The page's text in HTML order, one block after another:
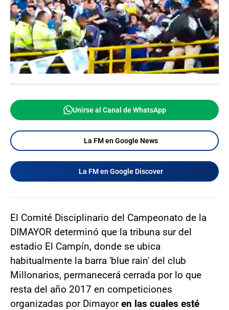
Unirse al Canal de WhatsApp
La FM en Google News
La FM en Google Discover
El Comité Disciplinario del Campeonato de la
DIMAYOR determinó que la tribuna sur del
estadio El Campín, donde se ubica
habitualmente la barra 'blue rain' del club
Millonarios, permanecerá cerrada por lo que
resta del año 2017 en competiciones
organizadas por Dimayoren las cuales esté